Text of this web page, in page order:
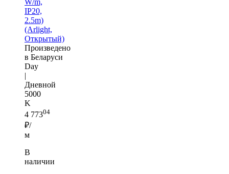
IP20,
2.5m)
(Arlight,
Открытый)
Произведено
в Беларуси
Day
|
Дневной
5000
K
4 77304
₽/
м
В
наличии